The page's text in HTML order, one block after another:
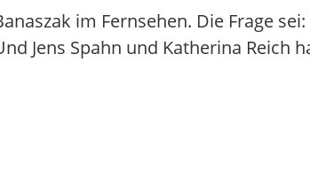
im Fernsehen. Die Frage
Jens Spahn und Katherina Reich